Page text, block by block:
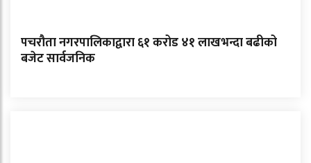
पचरौता नगरपालिकाद्वारा ६१ करोड ४१ लाखभन्दा बढीको
बजेट सार्वजनिक